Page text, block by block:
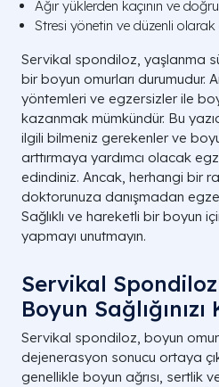
Ağır yüklerden kaçının ve
Stresi yönetin ve düzenli olarak
Servikal spondiloz, yaşlanma
bir boyun omurları durumudur.
yöntemleri ve egzersizler ile
kazanmak mümkündür. Bu
ilgili bilmeniz gerekenler ve
arttırmaya yardımcı olacak
edindiniz. Ancak, herhangi bir
doktorunuza danışmadan
Sağlıklı ve hareketli bir boyun
yapmayı unutmayın.
Servikal
Boyun
Servikal spondiloz, boyun
dejenerasyon sonucu ortaya
genellikle boyun ağrısı, sertlik ve